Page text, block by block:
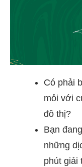
Có phải
mỏi với
đô thị?
Bạn
những
phút giải